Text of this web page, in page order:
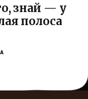
знай — у
полоса